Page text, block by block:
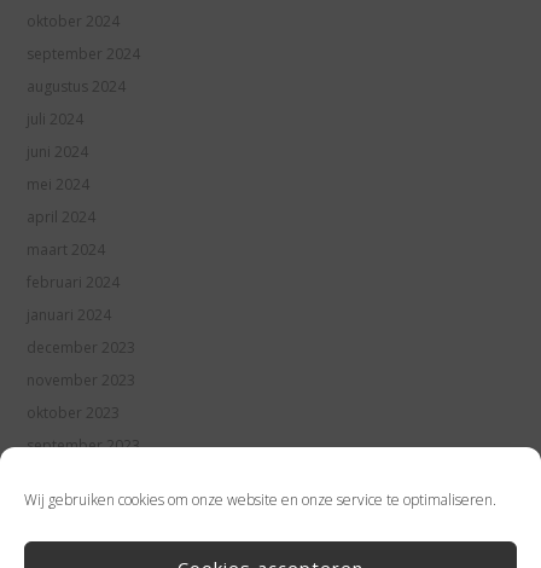
Wij gebruiken cookies om onze website en onze service te optimaliseren.
oktober 2024
september 2024
augustus 2024
juli 2024
juni 2024
mei 2024
april 2024
maart 2024
februari 2024
januari 2024
december 2023
november 2023
oktober 2023
september 2023
juli 2023
juni 2023